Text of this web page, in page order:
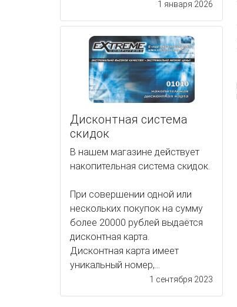
1 января 2026
Дисконтная система
скидок
В нашем магазине действует
накопительная система скидок.
При совершении одной или
нескольких покупок на сумму
более 20000 рублей выдаётся
дисконтная карта.
Дисконтная карта имеет
уникальный номер,...
1 сентября 2023